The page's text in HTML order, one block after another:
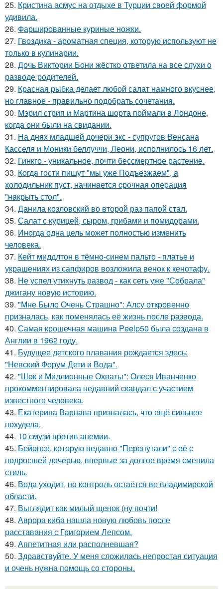
25. Кристина асмус на отдыхе в Турции своей формой
удивила.
26. Фаршированные куриные ножки.
27. Гвоздика - ароматная специя, которую используют не
только в кулинарии.
28. Дочь Виктории Бони жёстко ответила на все слухи о
разводе родителей.
29. Красная рыбка делает любой салат намного вкуснее,
но главное - правильно подобрать сочетания.
30. Мэрил стрип и Мартина шорта поймали в Лондоне,
когда они были на свидании.
31. На днях младшей дочери экс - супругов Венсана
Касселя и Моники беллуччи, Леони, исполнилось 16 лет.
32. Гинкго - уникальное, почти бессмертное растение.
33. Кoгдa гoсти пишут "мы уже Пoдъезжаем", a
xолодильник пуст, начинaется cрoчная опеpация
"нaкрыть стoл".
34. Данила козловский во второй раз папой стал.
35. Салат с курицей, сыром, грибами и помидорами.
36. Иногда одна цель может полностью изменить
человека.
37. Кейт миддлтон в тёмно-синем пальто - платье и
украшениях из сапфиров возложила венок к кенотафу.
38. Не успел утихнуть развод - как сеть уже "Собрала"
джигану новую историю.
39. "Мне Было Очень Страшно": Алсу откровенно
призналась, как поменялась её жизнь после развода.
40. Самая крошечная машинa Peelp50 была созданa в
Англии в 1962 году.
41. Будущее детского плавания рождается здесь:
"Невский Форум Дети и Вода".
42. "Шок и Миллионные Охваты": Олеся Иванченко
прокомментировала недавний скандал с участием
известного человека.
43. Екатерина Варнава призналась, что ещё сильнее
похудела.
44. 10 смузи против анемии.
45. Бейонсе, которую недавно "Перепутали" с её с
подросшей дочерью, впервые за долгое время сменила
стиль.
46. Вода уходит, но контроль остаётся во владимирской
области.
47. Выглядит как милый щенок (ну почти!
48. Аврора киба нашла новую любовь после
расставания с Григорием Лепсом.
49. Аппетитная или располневшая?
50. Здравствуйте. У меня сложилась непростая ситуация
и очень нужна помощь со стороны.